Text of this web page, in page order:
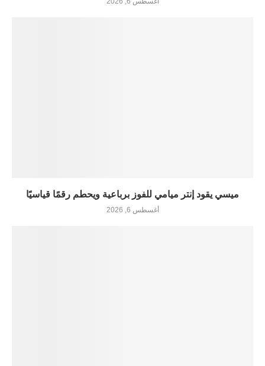
ميسي يقود إنتر ميامي للفوز برباعية ويحطم رقمًا قياسيًا
أغسطس 6, 2026